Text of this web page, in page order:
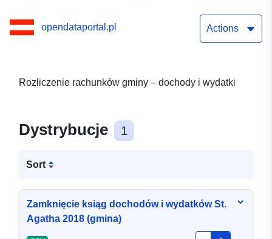
opendataportal.pl Actions
Rozliczenie rachunków gminy – dochody i wydatki
Dystrybucje 1
Sort
Zamknięcie ksiąg dochodów i wydatków St.
Agatha 2018 (gmina)